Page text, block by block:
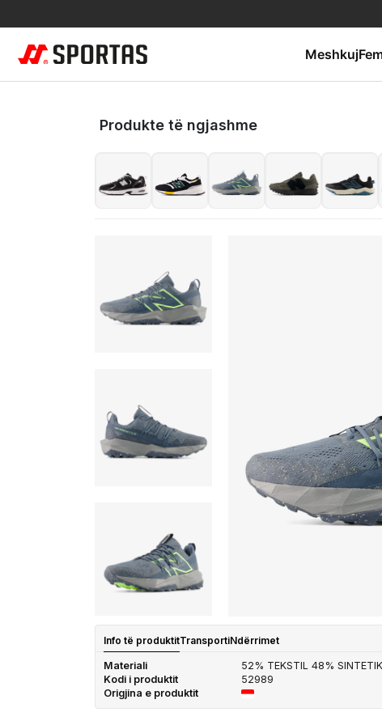
Meshkuj
Produkte të ngjashme
Info të produktitTransportiNdërrimet
Materiali
52% TEKSTIL 48%
Kodi i produktit
52989
Origjina e produktit